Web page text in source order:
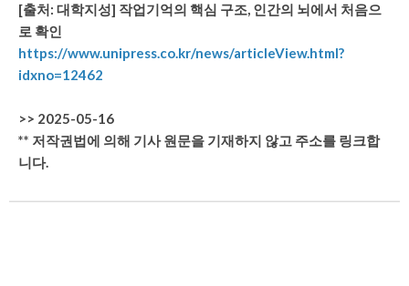
[출처: 대학지성] 작업기억의 핵심 구조, 인간의 뇌에서 처음으
로 확인
https://www.unipress.co.kr/news/articleView.html?
idxno=12462
>> 2025-05-16
** 저작권법에 의해 기사 원문을 기재하지 않고 주소를 링크합
니다.